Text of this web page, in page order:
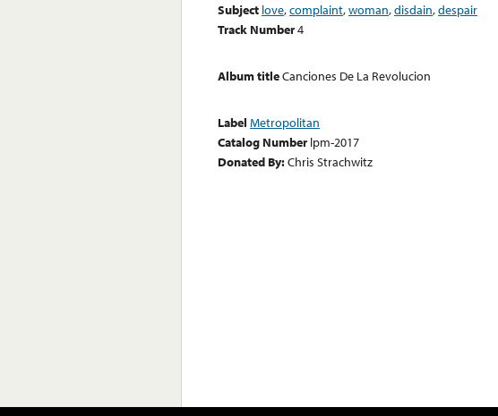
Subject love,complaint,woman,disdain,despair
Track Number4
Album titleCanciones De La Revolucion
Label Metropolitan
Catalog Number lpm-2017
Donated By:Chris Strachwitz